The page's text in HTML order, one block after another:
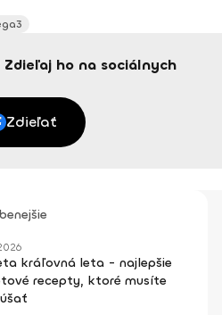
ho na sociálnych
Zdieľať
kráľovná leta - najlepšie
recepty, ktoré musíte